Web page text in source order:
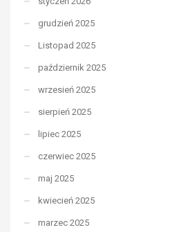
grudzień 2025
Listopad 2025
październik 2025
wrzesień 2025
sierpień 2025
lipiec 2025
czerwiec 2025
maj 2025
kwiecień 2025
marzec 2025